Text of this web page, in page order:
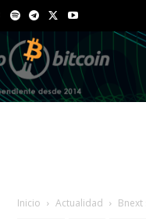
Inicio Actualidad